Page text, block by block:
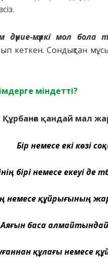
дүние-мүлкі мол
кеткен. Сондықтан
міндетті?
Құрбанға қандай мал
Бір немесе екі көзі
бірі немесе екеуі де
немесе құйрығының
Аяғын баса
құлағы немесе